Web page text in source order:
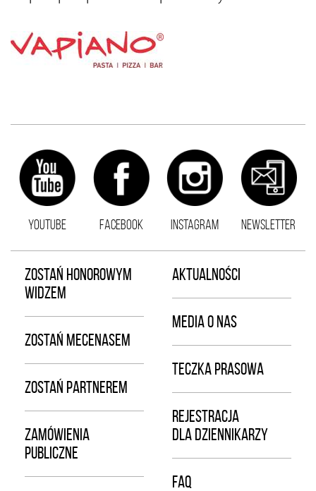
YOUTUBE FACEBOOK INSTAGRAM NEWSLETTER
ZOSTAŃ HONOROWYM
WIDZEM
ZOSTAŃ MECENASEM
ZOSTAŃ PARTNEREM
ZAMÓWIENIA
PUBLICZNE
AKTUALNOŚCI
MEDIA O NAS
TECZKA PRASOWA
REJESTRACJA
DLA DZIENNIKARZY
FAQ